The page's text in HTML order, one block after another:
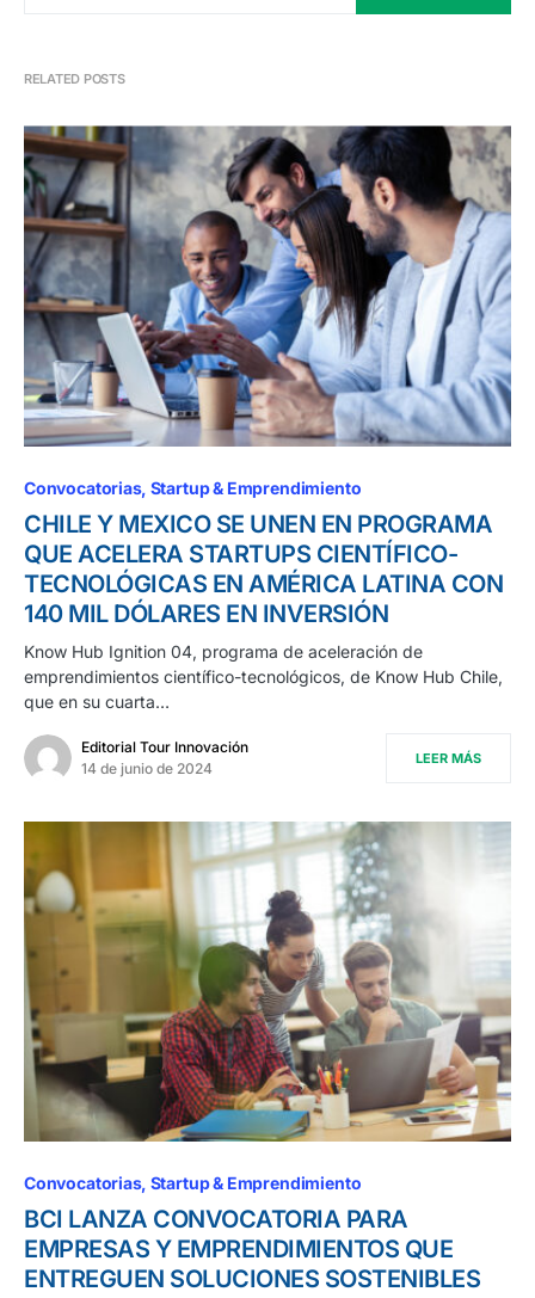
RELATED POSTS
Convocatorias Startup & Emprendimiento
CHILE Y MEXICO SE UNEN EN PROGRAMA
QUE ACELERA STARTUPS CIENTÍFICO-
TECNOLÓGICAS EN AMÉRICA LATINA CON
140 MIL DÓLARES EN INVERSIÓN
Know Hub Ignition 04, programa de aceleración de
emprendimientos científico-tecnológicos, de Know Hub Chile,
que en su cuarta…
Editorial Tour Innovación
14 de junio de 2024
LEER MÁS
Convocatorias Startup & Emprendimiento
BCI LANZA CONVOCATORIA PARA
EMPRESAS Y EMPRENDIMIENTOS QUE
ENTREGUEN SOLUCIONES SOSTENIBLES